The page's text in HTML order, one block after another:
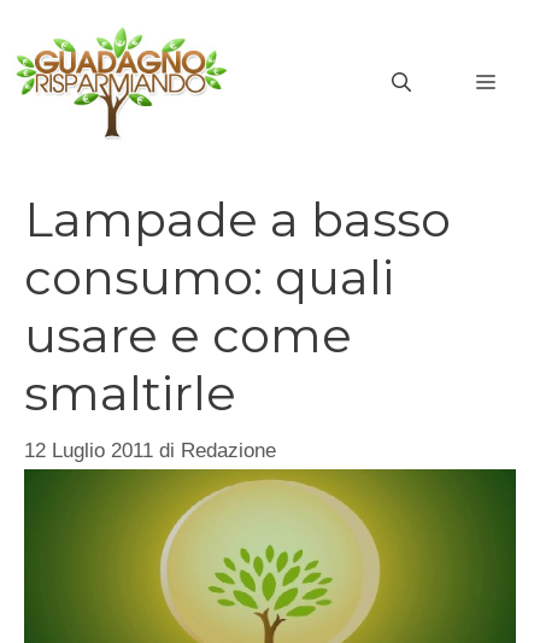
contenuto
Lampade a basso
consumo: quali
usare e come
smaltirle
12 Luglio 2011 di Redazione